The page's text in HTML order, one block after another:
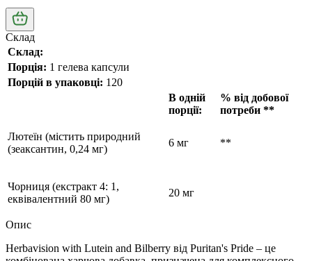
Склад
Склад:
Порція: 1 гелева капсули
Порцій в упаковці: 120
В одній
порції:
% від добової
потреби **
Лютеїн (містить природний
(зеаксантин, 0,24 мг)
6 мг **
Чорниця (екстракт 4: 1,
еквівалентний 80 мг)
20 мг
Опис
Herbavision with Lutein and Bilberry від Puritan's Pride – це